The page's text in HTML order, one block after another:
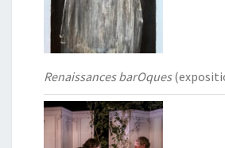
Renaissances barOques